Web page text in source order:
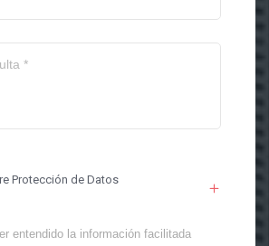
Protección de Datos
entendido la información facilitada